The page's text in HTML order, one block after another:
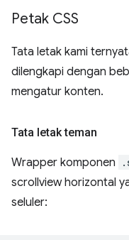
Petak CSS
Tata letak kami
dilengkapi dengan
mengatur konten.
Tata letak teman
Wrapper komponen
scrollview horizontal
seluler: